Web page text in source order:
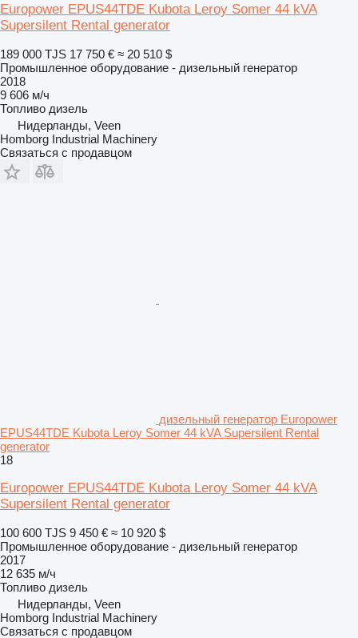
Europower EPUS44TDE Kubota Leroy Somer 44 kVA
Supersilent Rental generator
189 000 TJS 17 750 € ≈ 20 510 $
Промышленное оборудование - дизельный генератор
2018
9 606 м/ч
Топливо дизель
Нидерланды, Veen
Homborg Industrial Machinery
Связаться с продавцом
дизельный генератор Europower
EPUS44TDE Kubota Leroy Somer 44 kVA Supersilent Rental
generator
18
Europower EPUS44TDE Kubota Leroy Somer 44 kVA
Supersilent Rental generator
100 600 TJS 9 450 € ≈ 10 920 $
Промышленное оборудование - дизельный генератор
2017
12 635 м/ч
Топливо дизель
Нидерланды, Veen
Homborg Industrial Machinery
Связаться с продавцом